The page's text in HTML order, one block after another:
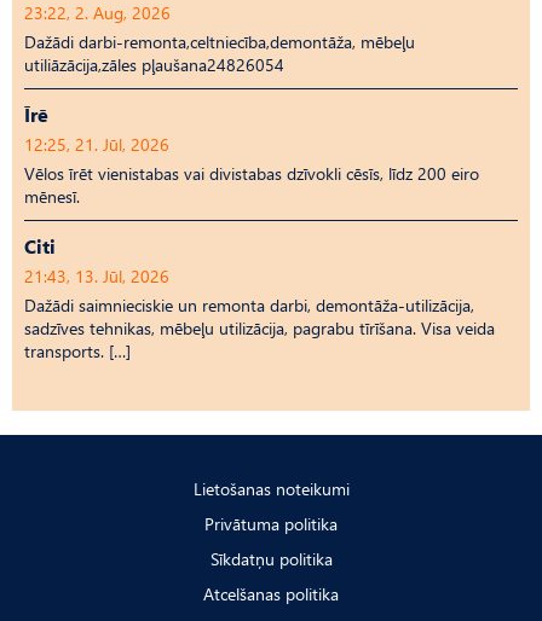
23:22, 2. Aug, 2026
Dažādi darbi-remonta,celtniecība,demontāža, mēbeļu
utiliāzācija,zāles pļaušana24826054
Īrē
12:25, 21. Jūl, 2026
Vēlos īrēt vienistabas vai divistabas dzīvokli cēsīs, līdz 200 eiro
mēnesī.
Citi
21:43, 13. Jūl, 2026
Dažādi saimnieciskie un remonta darbi, demontāža-utilizācija,
sadzīves tehnikas, mēbeļu utilizācija, pagrabu tīrīšana. Visa veida
transports. […]
Lietošanas noteikumi
Privātuma politika
Sīkdatņu politika
Atcelšanas politika